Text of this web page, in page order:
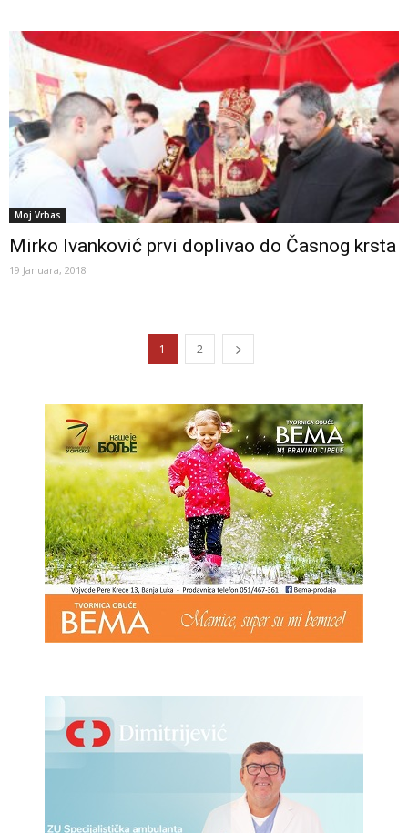
Moj Vrbas
Mirko Ivanković prvi doplivao do Časnog krsta
19 Januara, 2018
1 2